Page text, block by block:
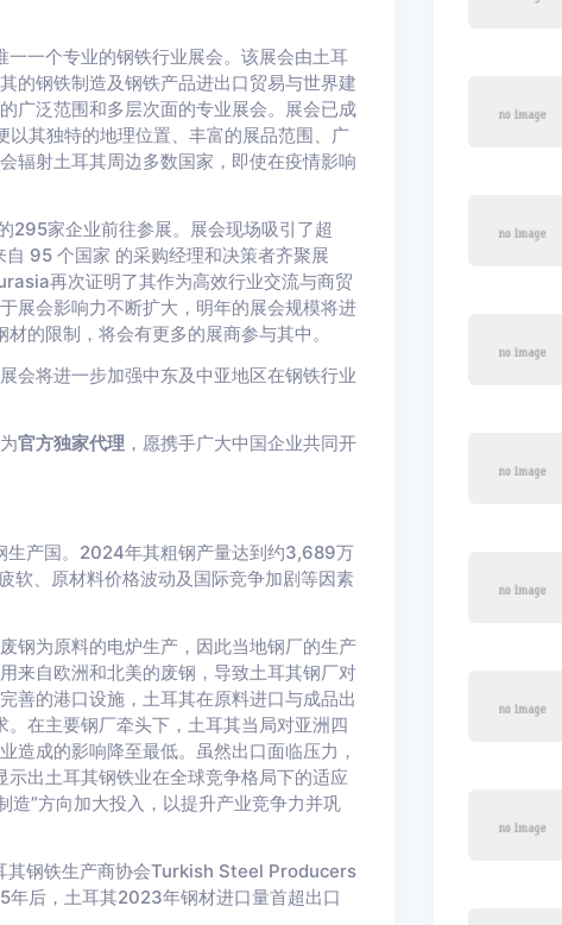
一个专业的钢铁行业展会。该展会由土耳
的钢铁制造及钢铁产品进出口贸易与世界建
广泛范围和多层次面的专业展会。展会已成
其独特的地理位置、丰富的展品范围、广
辐射土耳其周边多数国家，即使在疫情影响
家企业前往参展。展会现场吸引了超
95 个国家 的采购经理和决策者齐聚展
再次证明了其作为高效行业交流与商贸
展会影响力不断扩大，明年的展会规模将进
的限制，将会有更多的展商参与其中。
会将进一步加强中东及中亚地区在钢铁行业
官方独家代理 ，愿携手广大中国企业共同开
生产国。2024年其粗钢产量达到约3,689万
软、原材料价格波动及国际竞争加剧等因素
钢为原料的电炉生产，因此当地钢厂的生产
来自欧洲和北美的废钢，导致土耳其钢厂对
善的港口设施，土耳其在原料进口与成品出
在主要钢厂牵头下，土耳其当局对亚洲四
造成的影响降至最低。虽然出口面临压力，
出土耳其钢铁业在全球竞争格局下的适应
造”方向加大投入，以提升产业竞争力并巩
其钢铁生产商协会Turkish Steel Producers
后，土耳其2023年钢材进口量首超出口